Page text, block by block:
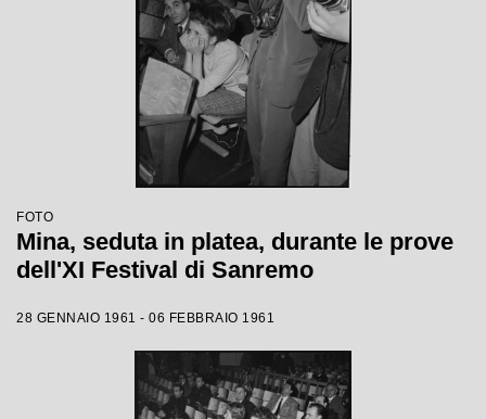
FOTO
Mina, seduta in platea, durante le prove
dell'XI Festival di Sanremo
28 GENNAIO 1961 - 06 FEBBRAIO 1961